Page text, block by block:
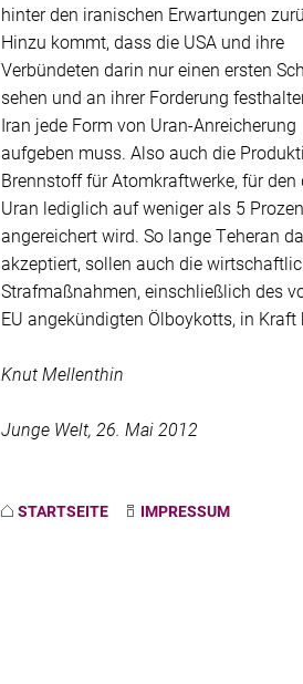
hinter den iranischen Erwartungen
Hinzu kommt, dass die USA und ihre
Verbündeten darin nur einen ersten
sehen und an ihrer Forderung
Iran jede Form von Uran-Anreicherung
aufgeben muss. Also auch die
Brennstoff für Atomkraftwerke, für den
Uran lediglich auf weniger als 5
angereichert wird. So lange Teheran
akzeptiert, sollen auch die
Strafmaßnahmen, einschließlich des
EU angekündigten Ölboykotts, in Kraft
Knut Mellenthin
Junge Welt, 26. Mai 2012
STARTSEITE IMPRESSUM